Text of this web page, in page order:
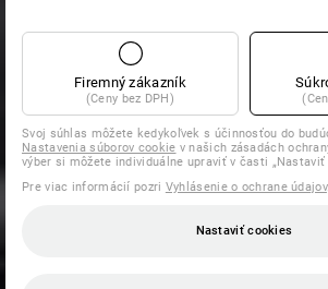
Firemný zákazník
(Ceny bez DPH)
Svoj súhlas môžete kedykoľvek s účinnosťou do
Nastavenia súborov cookie v našich zásadách
výber si môžete individuálne upraviť v časti „Nastaviť
Pre viac informácií pozri Vyhlásenie o ochrane údajov.
Nastaviť cookies